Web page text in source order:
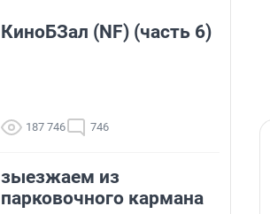
КиноБЗал (NF) (часть 6)
187 746 746
зыезжаем из
парковочного кармана